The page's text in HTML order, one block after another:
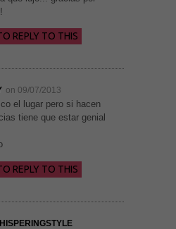
REPLY TO THIS
on 09/07/2013
el lugar pero si hacen
tiene que estar genial
REPLY TO THIS
Marketing
intereses y
comportamiento
mientras visitas
nuestro sitio,
ofertas
personalizados.